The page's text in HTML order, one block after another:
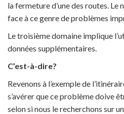
la fermeture d’une des routes.
face à ce genre de problèmes
Le troisième domaine implique
données supplémentaires.
C’est-à-dire?
Revenons à l’exemple de
s’avérer que ce problème doive
selon si nous le recherchons sur